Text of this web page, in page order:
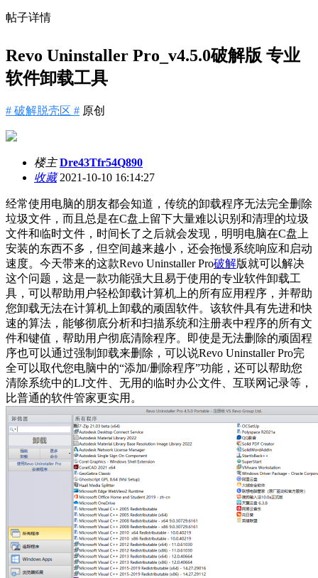
帖子详情
Revo Uninstaller Pro_v4.5.0破解版 专业
软件卸载工具
# 破解脱壳区 # 原创
楼主 Dre43Tfr54Q890
收藏2021-10-10 16:14:27
经常使用电脑的朋友都会知道，传统的卸载程序无法完全删除
垃圾文件，而且总是在C盘上留下大量难以识别和清理的垃圾
文件和临时文件，时间长了之后就会发现，明明电脑在C盘上
安装的东西不多，但空间越来越小，还会拖慢系统响应和启动
速度。今天带来的这款Revo Uninstaller Pro破解版就可以解决
这个问题，这是一款功能强大且易于使用的专业软件卸载工
具，可以帮助用户轻松卸载计算机上的所有应用程序，并帮助
您卸载无法在计算机上卸载的顽固软件。该软件具有先进和快
速的算法，能够彻底分析和扫描系统和注册表中程序的所有文
件和键值，帮助用户彻底清除程序。即使是无法删除的顽固程
序也可以通过强制卸载来删除，可以说Revo Uninstaller Pro完
全可以取代您电脑中的“添加/删除程序”功能，还可以帮助您
清除系统中的LJ文件、无用的临时办公文件、互联网记录等，
比普通的软件管家更实用。